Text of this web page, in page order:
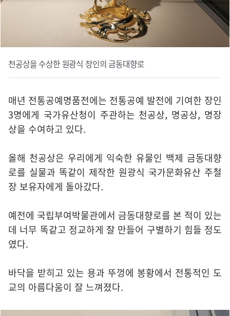
천공상을 수상한 원광식 장인의 금동대향로
매년 전통공예명품전에는 전통공예 발전에 기여한 장인
3명에게 국가유산청이 주관하는 천공상, 명공상, 명장
상을 수여하고 있다.
올해 천공상은 우리에게 익숙한 유물인 백제 금동대향
로를 실물과 똑같이 제작한 원광식 국가문화유산 주철
장 보유자에게 돌아갔다.
예전에 국립부여박물관에서 금동대향로를 본 적이 있는
데 너무 똑같고 정교하게 잘 만들어 구별하기 힘들 정도
였다.
바닥을 받히고 있는 용과 뚜껑에 봉황에서 전통적인 도
교의 아름다움이 잘 느껴졌다.